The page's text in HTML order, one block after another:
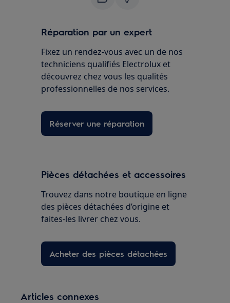
Réparation par un expert
Fixez un rendez-vous avec un de nos
techniciens qualifiés Electrolux et
découvrez chez vous les qualités
professionnelles de nos services.
Réserver une réparation
Pièces détachées et accessoires
Trouvez dans notre boutique en ligne
des pièces détachées d’origine et
faites-les livrer chez vous.
Acheter des pièces détachées
Articles connexes